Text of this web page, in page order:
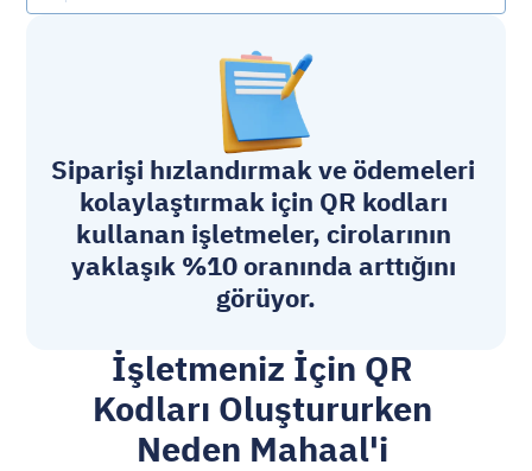
Siparişi hızlandırmak ve ödemeleri
kolaylaştırmak için QR kodları
kullanan işletmeler, cirolarının
yaklaşık %10 oranında arttığını
görüyor.
İşletmeniz İçin QR
Kodları Oluştururken
Neden Mahaal'i